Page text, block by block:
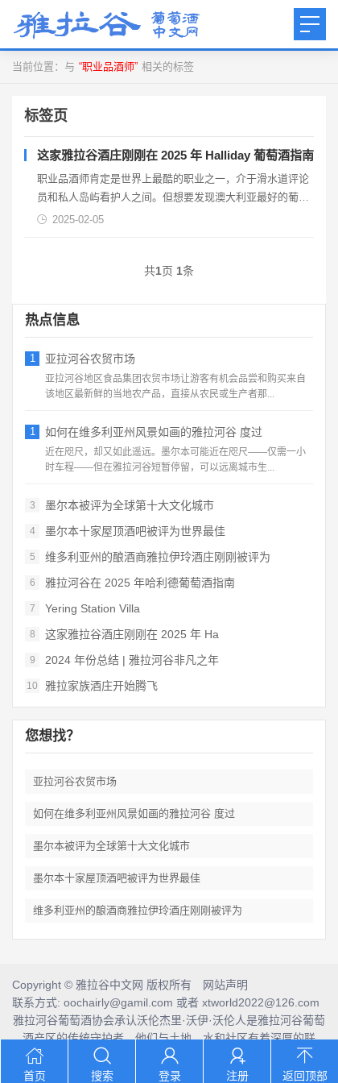
当前位置：与 “职业品酒师” 相关的标签
标签页
这家雅拉谷酒庄刚刚在 2025 年 Halliday 葡萄酒指南大
职业品酒师肯定是世界上最酷的职业之一，介于滑水道评论
员和私人岛屿看护人之间。但想要发现澳大利亚最好的葡萄
酒并非易事。事实上，2025 年 Halliday 葡萄酒伴侣奖的评
2025-02-05
共1页 1条
热点信息
1 亚拉河谷农贸市场
亚拉河谷地区食品集团农贸市场让游客有机会品尝和购买来自
该地区最新鲜的当地农产品，直接从农民或生产者那...
1 如何在维多利亚州风景如画的雅拉河谷 度过
近在咫尺，却又如此遥远。墨尔本可能近在咫尺——仅需一小
时车程——但在雅拉河谷短暂停留，可以远离城市生...
3 墨尔本被评为全球第十大文化城市
4 墨尔本十家屋顶酒吧被评为世界最佳
5 维多利亚州的酿酒商雅拉伊玲酒庄刚刚被评为
6 雅拉河谷在 2025 年哈利德葡萄酒指南
7 Yering Station Villa
8 这家雅拉谷酒庄刚刚在 2025 年 Ha
9 2024 年份总结 | 雅拉河谷非凡之年
10 雅拉家族酒庄开始腾飞
您想找？
亚拉河谷农贸市场
如何在维多利亚州风景如画的雅拉河谷 度过
墨尔本被评为全球第十大文化城市
墨尔本十家屋顶酒吧被评为世界最佳
维多利亚州的酿酒商雅拉伊玲酒庄刚刚被评为
Copyright © 雅拉谷中文网 版权所有 网站声明
联系方式: oochairly@gamil.com 或者 xtworld2022@126.com
雅拉河谷葡萄酒协会承认沃伦杰里·沃伊·沃伦人是雅拉河谷葡萄
酒产区的传统守护者，他们与土地、水和社区有着深厚的联
系。
我们向他们的前辈和当代长者致敬，并将这份敬意延伸到当今
首页 搜索 登录 注册 返回顶部